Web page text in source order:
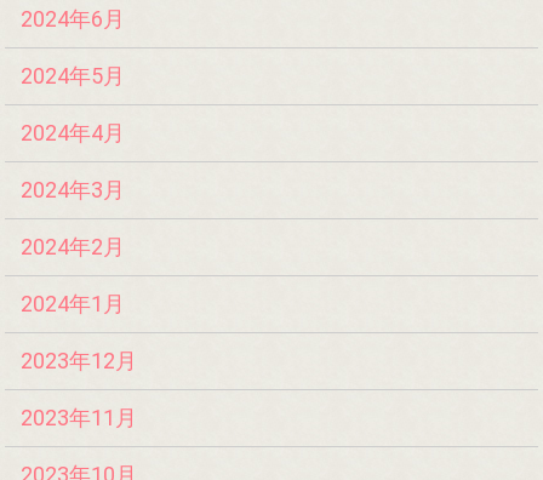
2024年6月
2024年5月
2024年4月
2024年3月
2024年2月
2024年1月
2023年12月
2023年11月
2023年10月